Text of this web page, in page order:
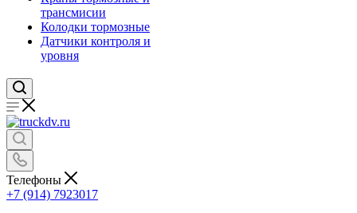
трансмисии
Колодки тормозные
Датчики контроля и
уровня
Телефоны
+7 (914) 7923017